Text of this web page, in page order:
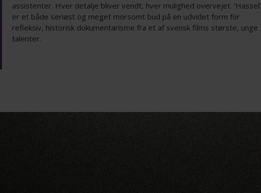
assistenter. Hver detalje bliver vendt, hver mulighed overvejet. ‘Hassel’
er et både seriøst og meget morsomt bud på en udvidet form for
refleksiv, historisk dokumentarisme fra et af svensk films største, unge
talenter.